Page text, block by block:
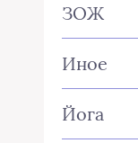
ЗОЖ
Иное
Йога